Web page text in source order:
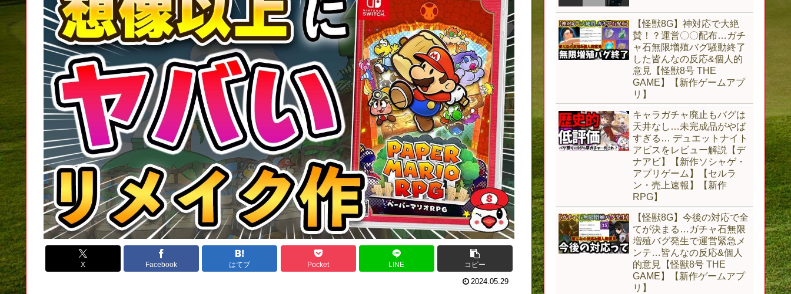
X Facebook はてブ Pocket LINE コピー
2024.05.29
【怪獣8G】神対応で大絶
賛！？運営〇〇配布…ガチ
ャ石無限増殖バグ騒動終了
した皆んなの反応&個人的
意見【怪獣8号 THE
GAME】【新作ゲームアプ
リ】
キャラガチャ廃止もバグは
天井なし…未完成品がやば
すぎる… デュエットナイト
アビスをレビュー解説【デ
ナアビ】【新作ソシャゲ・
アプリゲーム】【セルラ
ン・売上速報】【新作
RPG】
【怪獣8G】今後の対応で全
てが決まる…ガチャ石無限
増殖バグ発生で運営緊急メ
ンテ…皆んなの反応&個人
的意見【怪獣8号 THE
GAME】【新作ゲームアプ
リ】